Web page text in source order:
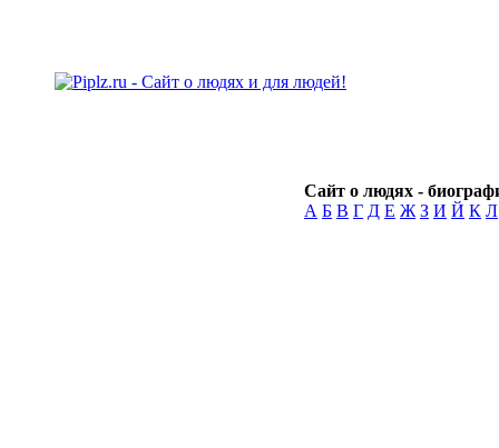
Сайт о людях -
А Б В Г Д Е Ж З И Й К Л